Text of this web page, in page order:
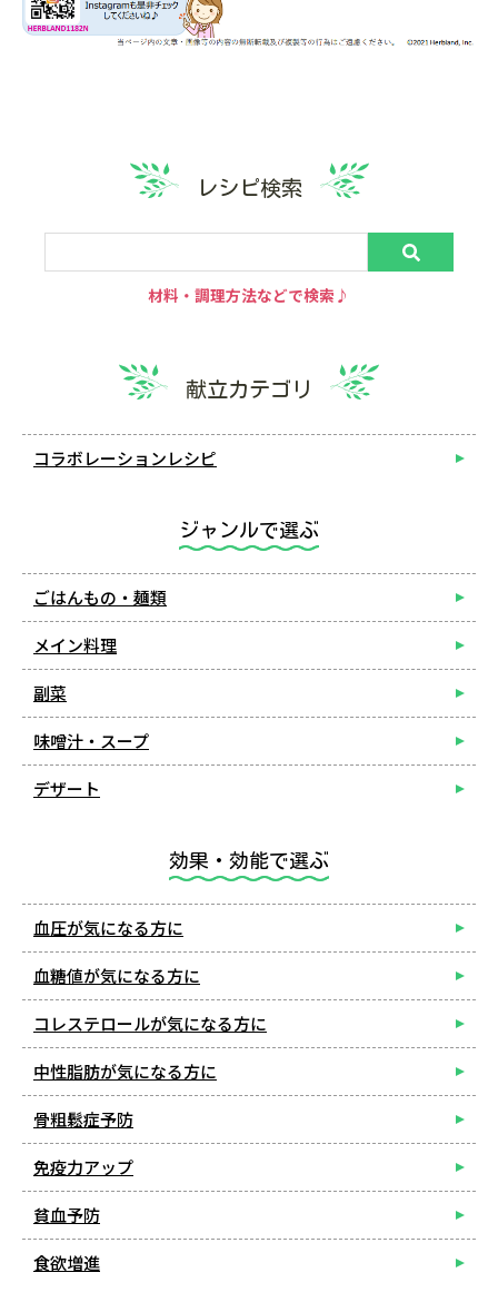
レシピ検索
材料・調理方法などで検索♪
献立カテゴリ
コラボレーションレシピ
ジャンルで選ぶ
ごはんもの・麺類
メイン料理
副菜
味噌汁・スープ
デザート
効果・効能で選ぶ
血圧が気になる方に
血糖値が気になる方に
コレステロールが気になる方に
中性脂肪が気になる方に
骨粗鬆症予防
免疫力アップ
貧血予防
食欲増進